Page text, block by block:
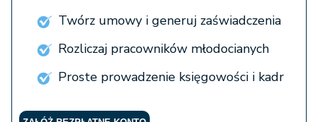
Twórz umowy i generuj zaświadczenia
Rozliczaj pracowników młodocianych
Proste prowadzenie księgowości i kadr